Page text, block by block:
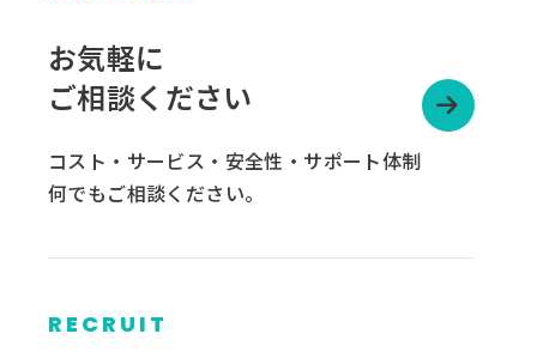
お気軽に
ご相談ください
コスト・サービス・安全性・サポート体制
何でもご相談ください。
RECRUIT